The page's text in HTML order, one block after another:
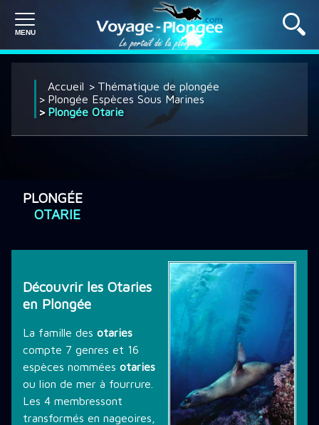
DÉCOUVRIR LA PLONGÉE
LES PROMOTIONS
Accueil
Thématique de plongée
Plongée Espèces Sous Marines
Plongée Otarie
PLONGÉE
OTARIE
Découvrir les Otaries
en Plongée
La famille des otaries
compte 7 genres et 16
espèces nommées otaries
ou lion de mer à fourrure.
Les 4 membressont
transformés en nageoires,